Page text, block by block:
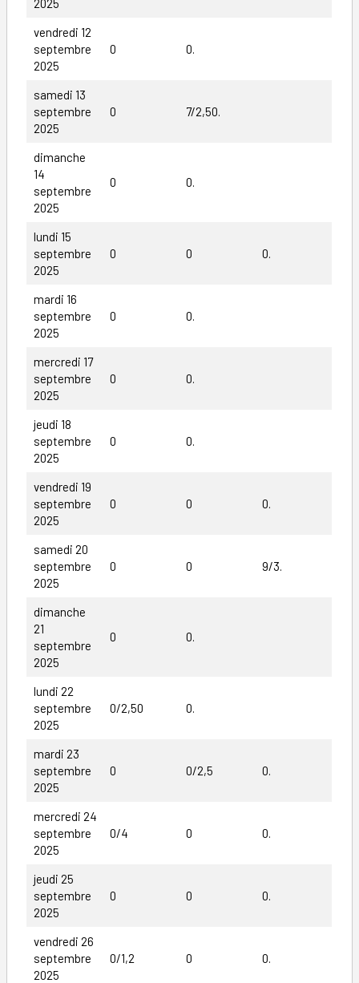
2025
vendredi 12
septembre
2025
0 0.
samedi 13
septembre
2025
0 7/2,50.
dimanche
14
septembre
2025
0 0.
lundi 15
septembre
2025
0 0 0.
mardi 16
septembre
2025
0 0.
mercredi 17
septembre
2025
0 0.
jeudi 18
septembre
2025
0 0.
vendredi 19
septembre
2025
0 0 0.
samedi 20
septembre
2025
0 0 9/3.
dimanche
21
septembre
2025
0 0.
lundi 22
septembre
2025
0/2,50 0.
mardi 23
septembre
2025
0 0/2,5 0.
mercredi 24
septembre
2025
0/4 0 0.
jeudi 25
septembre
2025
0 0 0.
vendredi 26
septembre
2025
0/1,2 0 0.